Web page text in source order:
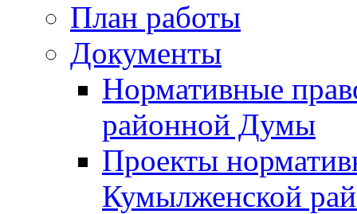
План работы
Документы
Нормативные
районной Думы
Проекты
Кумылженской